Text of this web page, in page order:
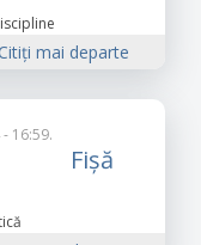
mai departe
16:59.
Fișă